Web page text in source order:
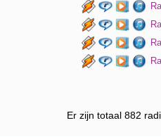
Er zijn totaal 882